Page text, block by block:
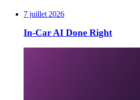
7 juillet 2026
In-Car AI Done Right